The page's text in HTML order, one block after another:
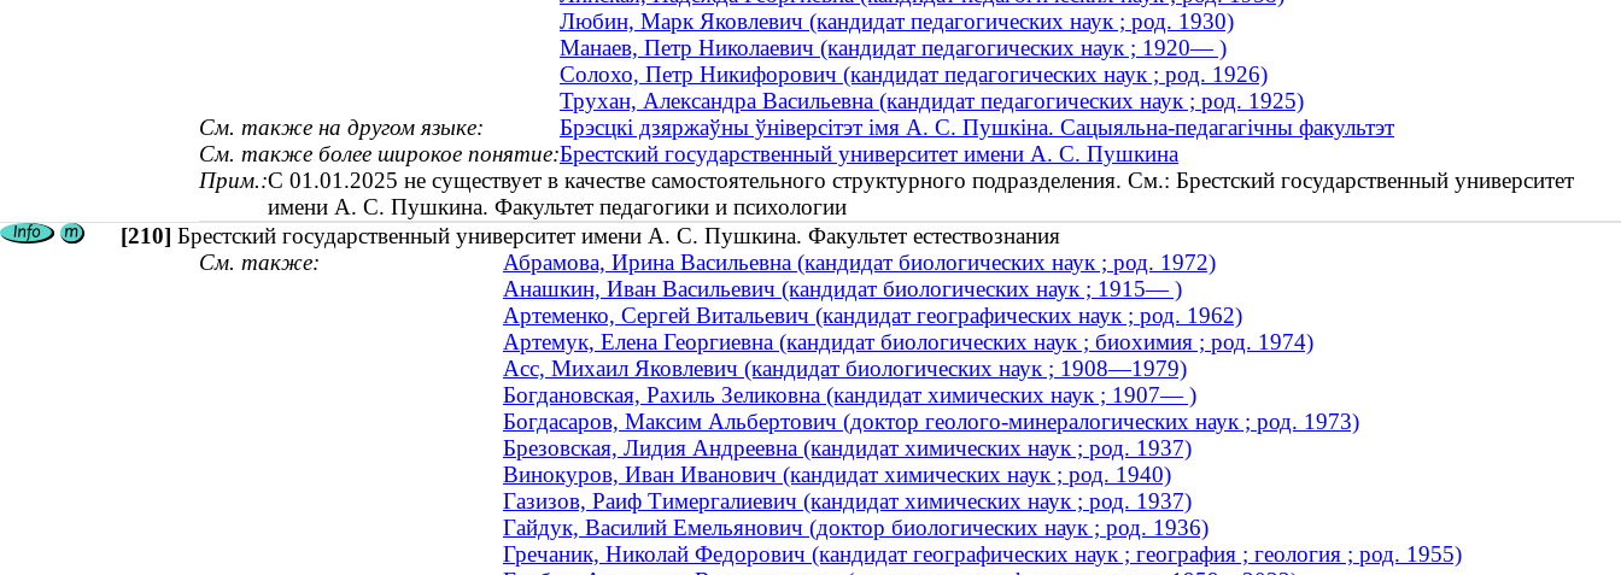
Любин, Марк Яковлевич (кандидат педагогических наук ; род. 1930)
Манаев, Петр Николаевич (кандидат педагогических наук ; 1920— )
Солохо, Петр Никифорович (кандидат педагогических наук ; род. 1926)
Трухан, Александра Васильевна (кандидат педагогических наук ; род. 1925)
См. также на другом языке:
Брэсцкі дзяржаўны ўніверсітэт імя А. С. Пушкіна. Сацыяльна-педагагічны факультэт
См. также более широкое понятие:Брестский государственный университет имени А. С. Пушкина
Прим.:С 01.01.2025 не существует в качестве самостоятельного структурного подразделения. См.: Брестский государственный университет
имени А. С. Пушкина. Факультет педагогики и психологии
[210] Брестский государственный университет имени А. С. Пушкина. Факультет естествознания
См. также:
Абрамова, Ирина Васильевна (кандидат биологических наук ; род. 1972)
Анашкин, Иван Васильевич (кандидат биологических наук ; 1915— )
Артеменко, Сергей Витальевич (кандидат географических наук ; род. 1962)
Артемук, Елена Георгиевна (кандидат биологических наук ; биохимия ; род. 1974)
Асс, Михаил Яковлевич (кандидат биологических наук ; 1908—1979)
Богдановская, Рахиль Зеликовна (кандидат химических наук ; 1907— )
Богдасаров, Максим Альбертович (доктор геолого-минералогических наук ; род. 1973)
Брезовская, Лидия Андреевна (кандидат химических наук ; род. 1937)
Винокуров, Иван Иванович (кандидат химических наук ; род. 1940)
Газизов, Раиф Тимергалиевич (кандидат химических наук ; род. 1937)
Гайдук, Василий Емельянович (доктор биологических наук ; род. 1936)
Гречаник, Николай Федорович (кандидат географических наук ; география ; геология ; род. 1955)